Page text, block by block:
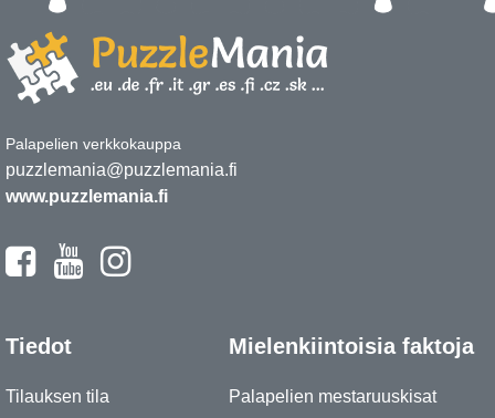
Palapelien verkkokauppa
puzzlemania@puzzlemania.fi
www.puzzlemania.fi
Tiedot
Tilauksen tila
Mielenkiintoisia faktoja
Palapelien mestaruuskisat